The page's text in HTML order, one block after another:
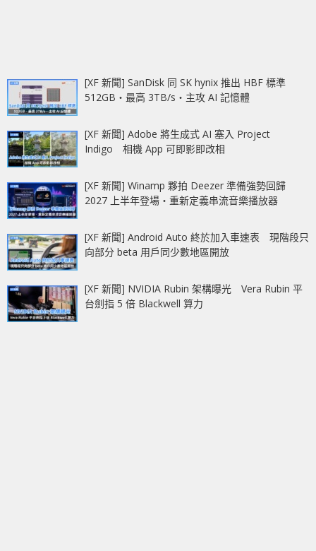
[XF 新聞] SanDisk 同 SK hynix 推出 HBF 標準
512GB‧最高 3TB/s‧主攻 AI 記憶體
[XF 新聞] Adobe 將生成式 AI 塞入 Project
Indigo 相機 App 可即影即改相
[XF 新聞] Winamp 夥拍 Deezer 準備強勢回歸
2027 上半年登場‧重新定義串流音樂播放器
[XF 新聞] Android Auto 終於加入車速表 現階段只
向部分 beta 用戶同少數地區開放
[XF 新聞] NVIDIA Rubin 架構曝光 Vera Rubin 平
台劍指 5 倍 Blackwell 算力